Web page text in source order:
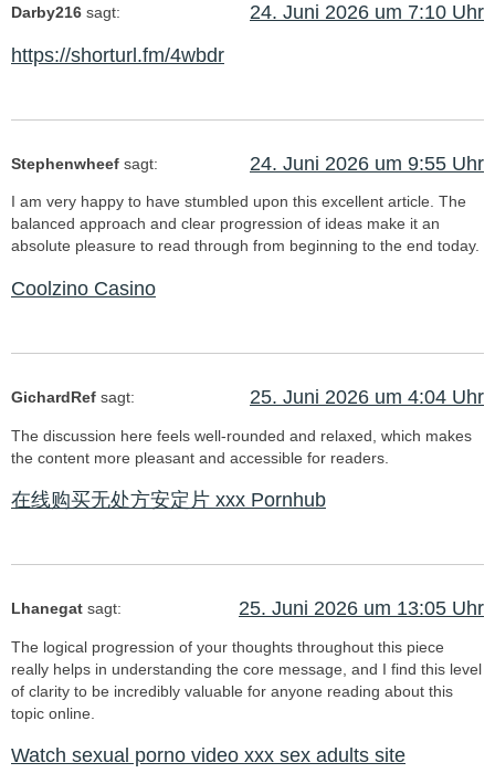
Darby216 sagt:
24. Juni 2026 um 7:10 Uhr
https://shorturl.fm/4wbdr
Stephenwheef sagt: 24. Juni 2026 um 9:55 Uhr
I am very happy to have stumbled upon this excellent article. The
balanced approach and clear progression of ideas make it an
absolute pleasure to read through from beginning to the end today.
Coolzino Casino
GichardRef sagt: 25. Juni 2026 um 4:04 Uhr
The discussion here feels well-rounded and relaxed, which makes
the content more pleasant and accessible for readers.
在线购买无处方安定片 xxx Pornhub
Lhanegat sagt: 25. Juni 2026 um 13:05 Uhr
The logical progression of your thoughts throughout this piece
really helps in understanding the core message, and I find this level
of clarity to be incredibly valuable for anyone reading about this
topic online.
Watch sexual porno video xxx sex adults site